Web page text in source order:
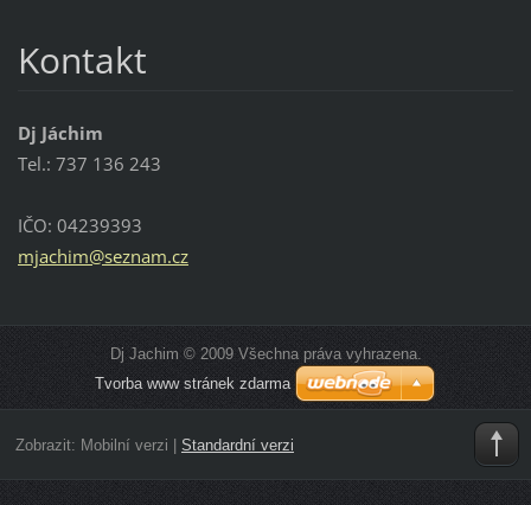
Kontakt
Dj Jáchim
Tel.: 737 136 243
IČO: 04239393
mjachim@seznam.cz
Dj Jachim © 2009 Všechna práva vyhrazena.
Tvorba www stránek zdarma
Zobrazit: Mobilní verzi Standardní verzi